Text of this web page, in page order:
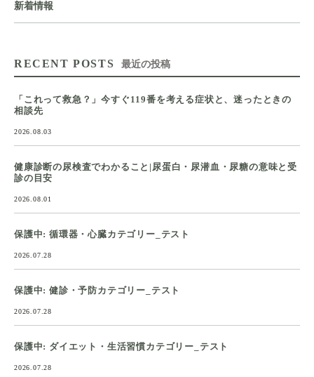
新着情報
RECENT POSTS 最近の投稿
「これって救急？」今すぐ119番を考える症状と、迷ったときの
相談先
2026.08.03
健康診断の尿検査でわかること|尿蛋白・尿潜血・尿糖の意味と受
診の目安
2026.08.01
保護中: 循環器・心臓カテゴリー_テスト
2026.07.28
保護中: 健診・予防カテゴリー_テスト
2026.07.28
保護中: ダイエット・生活習慣カテゴリー_テスト
2026.07.28